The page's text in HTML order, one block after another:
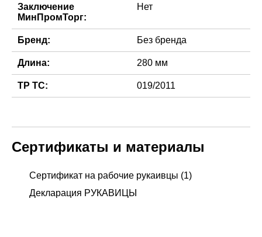
Заключение
МинПромТорг:
Нет
Бренд: Без бренда
Длина: 280 мм
ТР ТС: 019/2011
Сертификаты и материалы
Сертификат на рабочие рукаивцы (1)
Декларация РУКАВИЦЫ